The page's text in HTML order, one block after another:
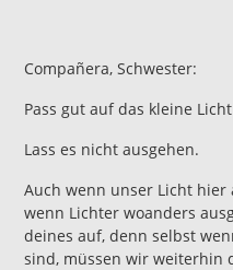
Compañera, Schwester:
Pass gut auf das kleine
Lass es nicht ausgehen.
Auch wenn unser Licht
wenn Lichter woanders
deines auf, denn selbst
sind, müssen wir weiterhin